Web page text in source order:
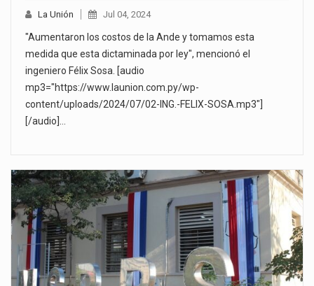
La Unión Jul 04, 2024
"Aumentaron los costos de la Ande y tomamos esta
medida que esta dictaminada por ley", mencionó el
ingeniero Félix Sosa. [audio
mp3="https://www.launion.com.py/wp-
content/uploads/2024/07/02-ING.-FELIX-SOSA.mp3"]
[/audio]…